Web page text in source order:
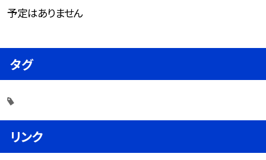
予定はありません
タグ
リンク